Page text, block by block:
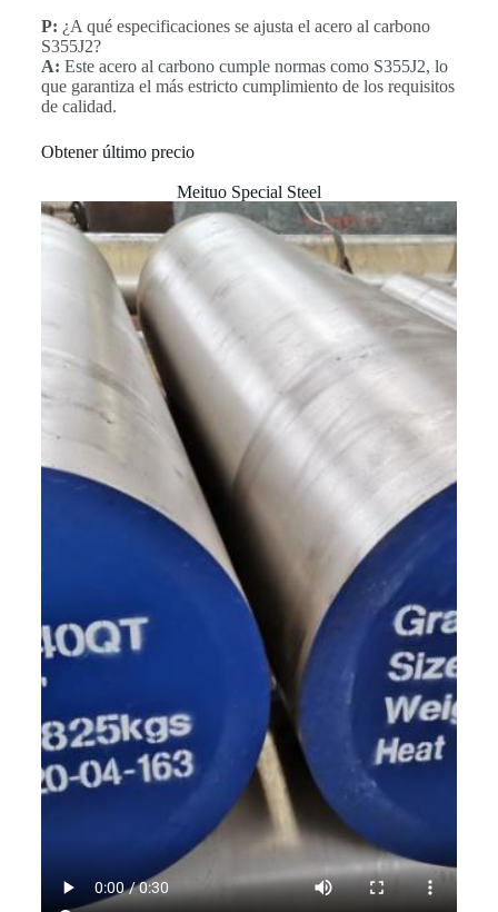
P: ¿A qué especificaciones se ajusta el acero al carbono
S355J2?
A: Este acero al carbono cumple normas como S355J2, lo
que garantiza el más estricto cumplimiento de los requisitos
de calidad.
Obtener último precio
Meituo Special Steel